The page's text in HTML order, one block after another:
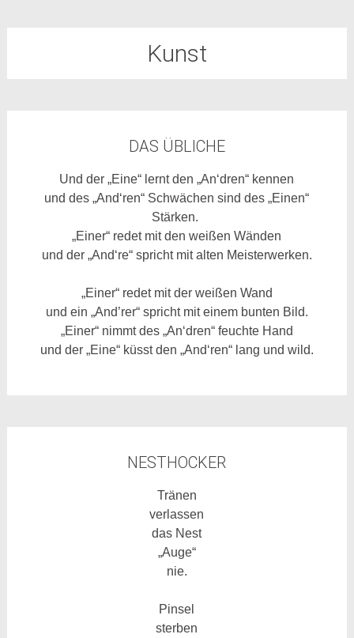
Kunst
DAS ÜBLICHE
Und der „Eine“ lernt den „An‘dren“ kennen
und des „And‘ren“ Schwächen sind des „Einen“
Stärken.
„Einer“ redet mit den weißen Wänden
und der „And‘re“ spricht mit alten Meisterwerken.
„Einer“ redet mit der weißen Wand
und ein „And’rer“ spricht mit einem bunten Bild.
„Einer“ nimmt des „An‘dren“ feuchte Hand
und der „Eine“ küsst den „And‘ren“ lang und wild.
NESTHOCKER
Tränen
verlassen
das Nest
„Auge“
nie.
Pinsel
sterben